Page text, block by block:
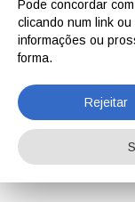
Pode concordar
clicando num link
informações ou
forma.
Rejeitar